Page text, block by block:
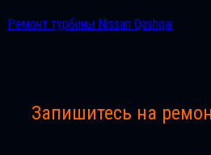
Ремонт турбины Nissan Qashqai
Запишитесь на